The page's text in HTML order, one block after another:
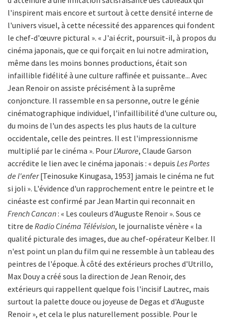
l'inspirent mais encore et surtout à cette densité interne de
l'univers visuel, à cette nécessité des apparences qui fondent
le chef-d'œuvre pictural ». « J'ai écrit, poursuit-il, à propos du
cinéma japonais, que ce qui forçait en lui notre admiration,
même dans les moins bonnes productions, était son
infaillible fidélité à une culture raffinée et puissante... Avec
Jean Renoir on assiste précisément à la suprême
conjoncture. Il rassemble en sa personne, outre le génie
cinématographique individuel, l'infaillibilité d'une culture ou,
du moins de l'un des aspects les plus hauts de la culture
occidentale, celle des peintres. Il est l'impressionnisme
multiplié par le cinéma ». PourL'Aurore, Claude Garson
accrédite le lien avec le cinéma japonais : « depuis Les Portes
de l'enfer[Teinosuke Kinugasa, 1953] jamais le cinéma ne fut
si joli ». L'évidence d'un rapprochement entre le peintre et le
cinéaste est confirmé par Jean Martin qui reconnait en
French Cancan: « Les couleurs d'Auguste Renoir ». Sous ce
titre de Radio Cinéma Télévision, le journaliste vénère « la
qualité picturale des images, due au chef-opérateur Kelber. Il
n'est point un plan du film qui ne ressemble à un tableau des
peintres de l'époque. À côté des extérieurs proches d'Utrillo,
Max Douy a créé sous la direction de Jean Renoir, des
extérieurs qui rappellent quelque fois l'incisif Lautrec, mais
surtout la palette douce ou joyeuse de Degas et d'Auguste
Renoir », et cela le plus naturellement possible. Pour le